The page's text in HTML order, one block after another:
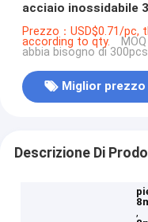
acciaio inossidabile
Prezzo：USD$0.71/pc,
according to qty.
abbia bisogno di
Miglior prezzo
Descrizione Di
,